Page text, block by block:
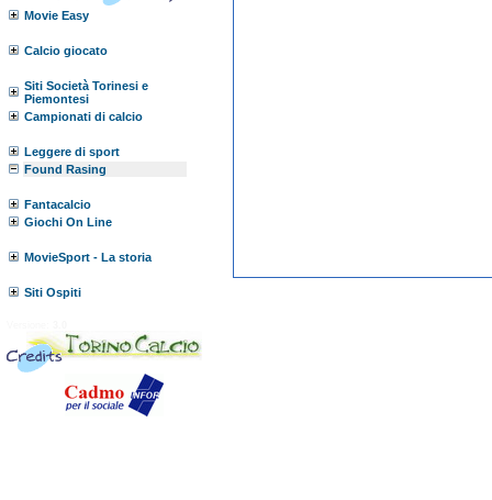
Movie Easy
Calcio giocato
Siti Società Torinesi e
Piemontesi
Campionati di calcio
Leggere di sport
Found Rasing
Fantacalcio
Giochi On Line
MovieSport - La storia
Siti Ospiti